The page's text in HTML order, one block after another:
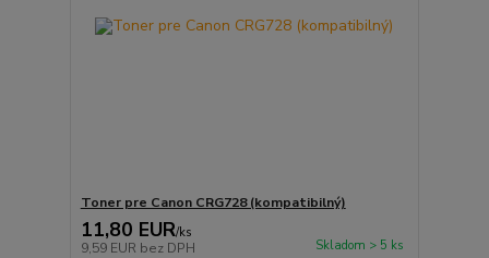
Toner pre Canon CRG728 (kompatibilný)
11,80 EUR/ks
9,59 EUR bez DPH Skladom > 5 ks